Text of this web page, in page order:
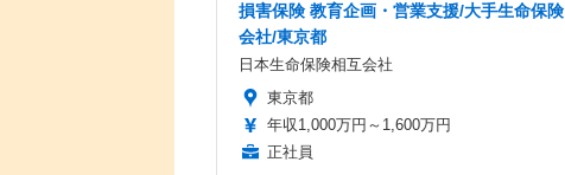
損害保険 教育企画・営業支援/大手生命保険
会社/東京都
日本生命保険相互会社
東京都
年収1,000万円～1,600万円
正社員